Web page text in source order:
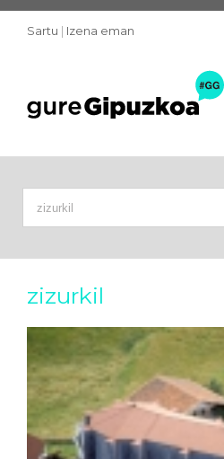
Sartu | Izena eman
zizurkil